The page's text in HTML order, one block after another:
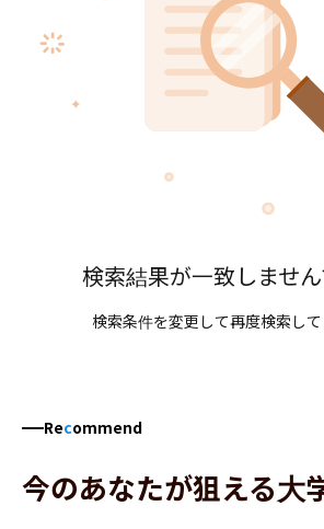
検索結果が一致しません
検索条件を変更して再度検索して
Recommend
今のあなたが狙える大